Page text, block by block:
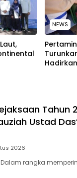
NEWS
Tahun
Ustad
2026
Dalam rangka